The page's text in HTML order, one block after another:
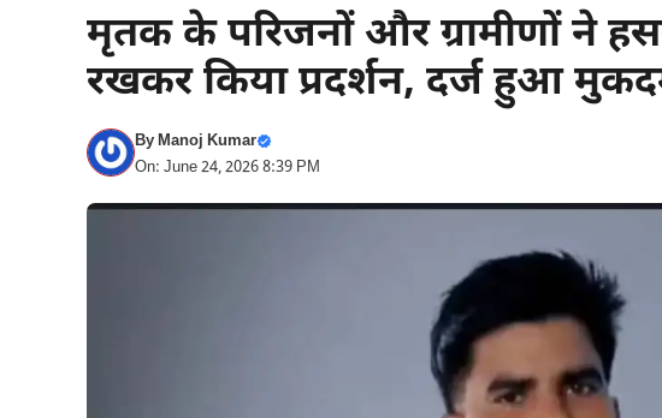
मृतक के परिजनों और ग्रामीणों ने
रखकर किया प्रदर्शन, दर्ज हुआ
ByManoj Kumar
On: June 24, 2026 8:39 PM